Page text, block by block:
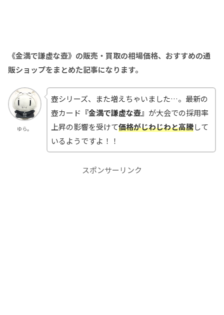
《金満で謙虚な壺》の販売・買取の相場価格、おすすめの通
販ショップをまとめた記事になります。
ゆら。
壺シリーズ、また増えちゃいました…。最新の
壺カード 『金満で謙虚な壺』 が大会での採用率
上昇の影響を受けて価格がじわじわと高騰して
いるようですよ！！
スポンサーリンク